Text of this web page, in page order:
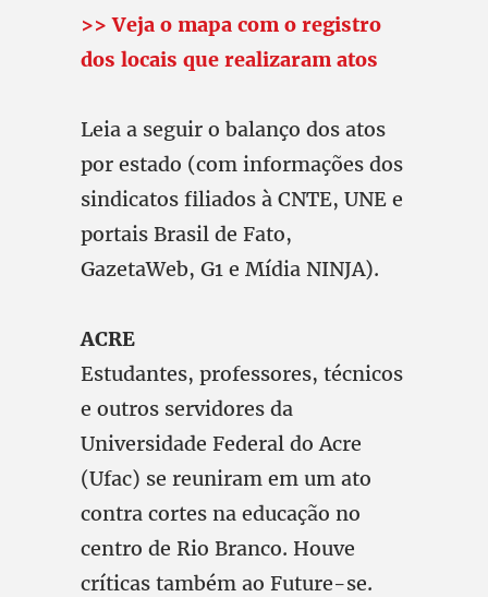
>> Veja o mapa com o registro
dos locais que realizaram atos
Leia a seguir o balanço dos atos
por estado (com informações dos
sindicatos filiados à CNTE, UNE e
portais Brasil de Fato,
GazetaWeb, G1 e Mídia NINJA).
ACRE
Estudantes, professores, técnicos
e outros servidores da
Universidade Federal do Acre
(Ufac) se reuniram em um ato
contra cortes na educação no
centro de Rio Branco. Houve
críticas também ao Future-se.